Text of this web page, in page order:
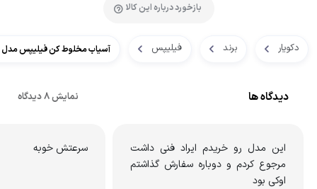
بازخورد درباره این کالا
دکویار برند فیلیپس آسیاب مخلوط کن فیلیپس مدل HR2102
دیدگاه ها نمایش 8 دیدگاه
این مدل رو خریدم ایراد فنی داشت
مرجوع کردم و دوباره سفارش گذاشتم
اوکی بود
سرعتش خوبه